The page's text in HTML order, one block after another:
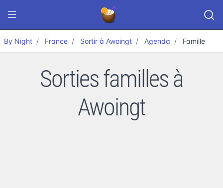
By Night France Sortir à Awoingt Agenda Famille
Sorties familles à
Awoingt